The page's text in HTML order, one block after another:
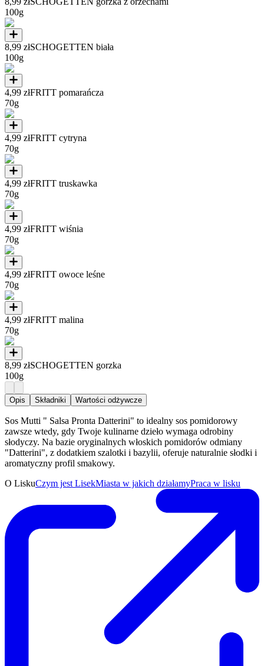
100g
8,99 złSCHOGETTEN biała
100g
4,99 złFRITT pomarańcza
70g
4,99 złFRITT cytryna
70g
4,99 złFRITT truskawka
70g
4,99 złFRITT wiśnia
70g
4,99 złFRITT owoce leśne
70g
4,99 złFRITT malina
70g
8,99 złSCHOGETTEN gorzka
100g
Opis Składniki Wartości odżywcze
Sos Mutti " Salsa Pronta Datterini" to idealny sos pomidorowy
zawsze wtedy, gdy Twoje kulinarne dzieło wymaga odrobiny
słodyczy. Na bazie oryginalnych włoskich pomidorów odmiany
"Datterini", z dodatkiem szalotki i bazylii, oferuje naturalnie słodki i
aromatyczny profil smakowy.
O LiskuCzym jest LisekMiasta w jakich działamyPraca w lisku